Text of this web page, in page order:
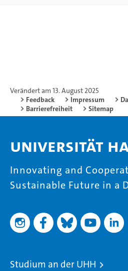
Verändert am 13. August 2025
Feedback
Impressum
Barrierefreiheit
Sitemap
Universität
Innovating and
Sustainable Future in a
Studium an der UHH